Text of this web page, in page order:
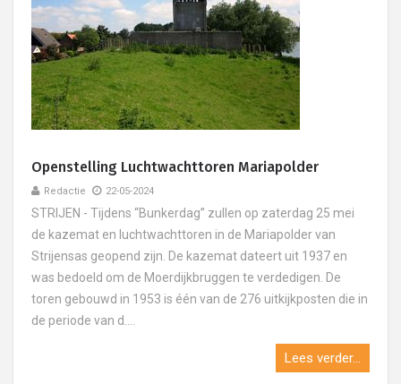
Openstelling Luchtwachttoren Mariapolder
Redactie 22-05-2024
STRIJEN - Tijdens “Bunkerdag” zullen op zaterdag 25 mei
de kazemat en luchtwachttoren in de Mariapolder van
Strijensas geopend zijn. De kazemat dateert uit 1937 en
was bedoeld om de Moerdijkbruggen te verdedigen. De
toren gebouwd in 1953 is één van de 276 uitkijkposten die in
de periode van d....
Lees verder...